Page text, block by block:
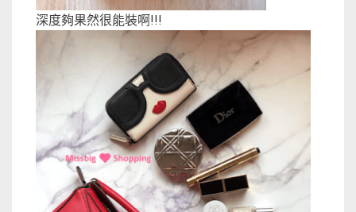
深度夠果然很能裝啊!!!